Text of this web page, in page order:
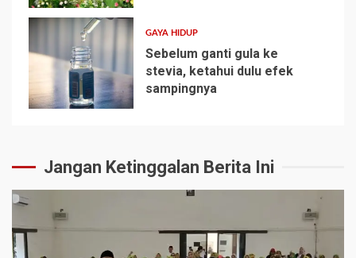
5
GAYA HIDUP
Sebelum ganti gula ke
stevia, ketahui dulu efek
sampingnya
Jangan Ketinggalan Berita Ini